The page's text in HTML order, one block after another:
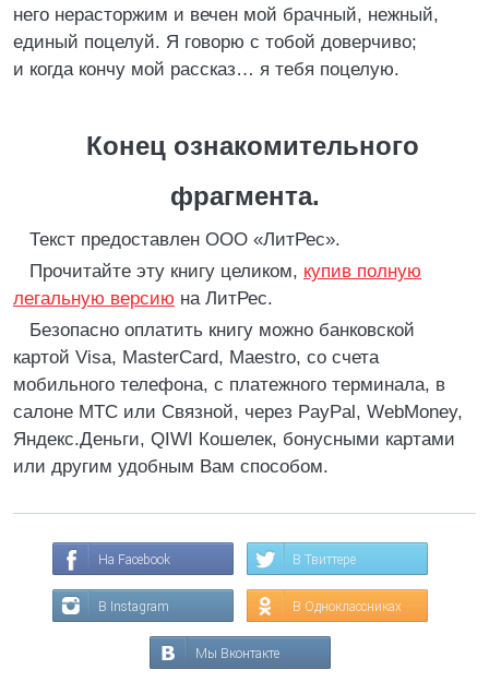
него нерасторжим и вечен мой брачный, нежный,
единый поцелуй. Я говорю с тобой доверчиво;
и когда кончу мой рассказ… я тебя поцелую.
Конец ознакомительного
фрагмента.
Текст предоставлен ООО «ЛитРес».
Прочитайте эту книгу целиком, купив полную
легальную версию на ЛитРес.
Безопасно оплатить книгу можно банковской
картой Visa, MasterCard, Maestro, со счета
мобильного телефона, с платежного терминала, в
салоне МТС или Связной, через PayPal, WebMoney,
Яндекс.Деньги, QIWI Кошелек, бонусными картами
или другим удобным Вам способом.
На Facebook В Твиттере
В Instagram В Одноклассниках
Мы Вконтакте